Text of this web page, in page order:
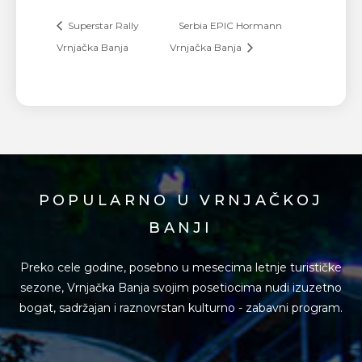
Superstar Rally
Vrnjačka Banja
Serbia EPIC Hormann
Vrnjačka Banja
POPULARNO U VRNJAČKOJ
BANJI
Preko cele godine, posebno u mesecima letnje turističke
sezone, Vrnjačka Banja svojim posetiocima nudi izuzetno
bogat, sadržajan i raznovrstan kulturno - zabavni program.